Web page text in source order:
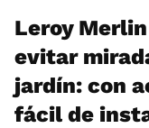
Leroy
evitar
jardín: con
fácil de